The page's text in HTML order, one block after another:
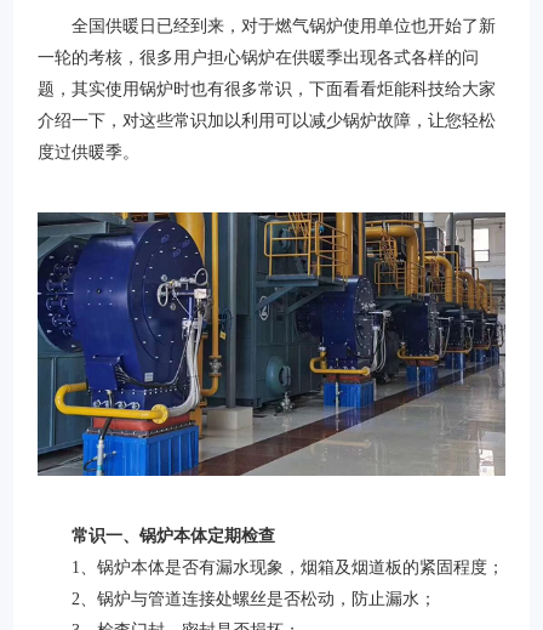
全国供暖日已经到来，对于燃气锅炉使用单位也开始了新
一轮的考核，很多用户担心锅炉在供暖季出现各式各样的问
题，其实使用锅炉时也有很多常识，下面看看炬能科技给大家
介绍一下，对这些常识加以利用可以减少锅炉故障，让您轻松
度过供暖季。
常识一、锅炉本体定期检查
1、锅炉本体是否有漏水现象，烟箱及烟道板的紧固程度；
2、锅炉与管道连接处螺丝是否松动，防止漏水；